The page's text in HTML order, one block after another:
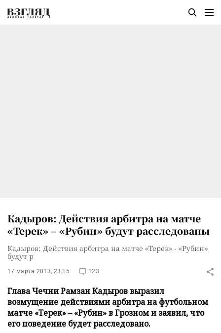
Кадыров: Действия арбитра на матче
«Терек» – «Рубин» будут расследованы
Кадыров: Действия арбитра на матче «Терек» - «Рубин»
будут р
17 марта 2013, 23:15 123
Глава Чечни Рамзан Кадыров выразил
возмущение действиями арбитра на футбольном
матче «Терек» – «Рубин» в Грозном и заявил, что
его поведение будет расследовано.